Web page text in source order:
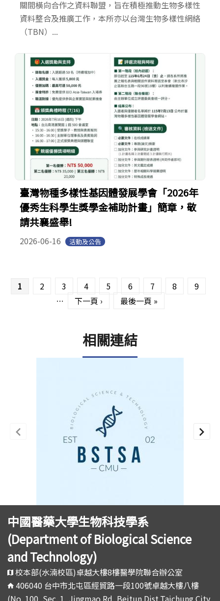
關間橫向合作之資料聯盟，旨在積極推動生物多樣性
資料整合及推廣工作，本所亦以台灣生物多樣性網絡
（TBN）...
臺灣物種多樣性基因體發展學會「2026年
優秀生科學生獎學金補助計畫」簡章，敬
請共襄盛舉!
2026-06-16 活動及公告
1 2 3 4 5 6 7 8
9
…
下一頁 › 最後一頁 »
相關連結
中國醫藥大學生物科技學系
(Department of Biological Science
and Technology)
校本部(水湳校區)卓越大樓8樓醫學院聯合辦公室
406040 台中市北屯區經貿路一段100號卓越大樓八樓
(No. 100, Sec. 1, Jingmao Rd, Beitun Dist,Taichung City